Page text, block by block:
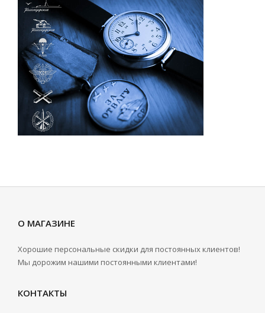
О МАГАЗИНЕ
Хорошие персональные скидки для постоянных клиентов!
Мы дорожим нашими постоянными клиентами!
КОНТАКТЫ